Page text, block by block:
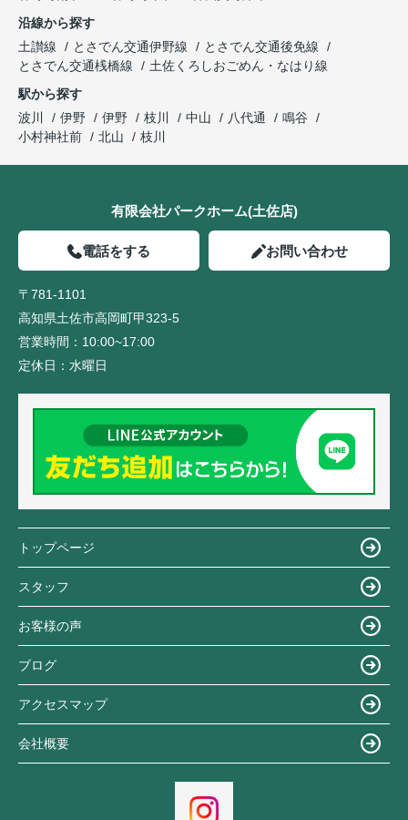
沿線から探す
土讃線
とさでん交通伊野線
とさでん交通後免線
とさでん交通桟橋線
土佐くろしおごめん・なはり線
駅から探す
波川
伊野 伊野 枝川 中山 八代通
鳴谷
小村神社前
北山 枝川
有限会社パークホーム(土佐店)
電話をする お問い合わせ
〒781-1101
高知県土佐市高岡町甲323-5
営業時間： 10:00~17:00
定休日： 水曜日
トップページ
スタッフ
お客様の声
ブログ
アクセスマップ
会社概要